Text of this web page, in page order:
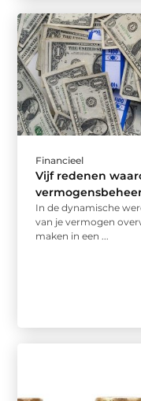
Financieel
Vijf redenen
In de dynamische
van je vermogen
maken in een ...